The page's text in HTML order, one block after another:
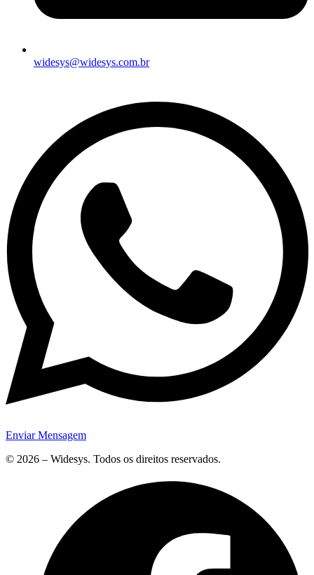
widesys@widesys.com.br
Enviar Mensagem
© 2026 – Widesys. Todos os direitos reservados.